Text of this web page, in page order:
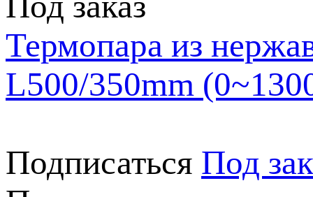
Термопара из
L500/350mm
Подписаться Под